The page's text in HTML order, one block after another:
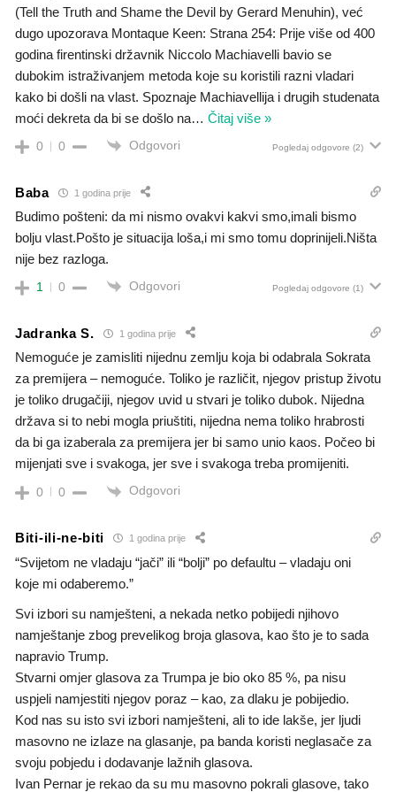
(Tell the Truth and Shame the Devil by Gerard Menuhin), već
dugo upozorava Montaque Keen: Strana 254: Prije više od 400
godina firentinski državnik Niccolo Machiavelli bavio se
dubokim istraživanjem metoda koje su koristili razni vladari
kako bi došli na vlast. Spoznaje Machiavellija i drugih studenata
moći dekreta da bi se došlo na… Čitaj više »
0 0 Odgovori Pogledaj odgovore (2)
Baba 1 godina prije
Budimo pošteni: da mi nismo ovakvi kakvi smo,imali bismo
bolju vlast.Pošto je situacija loša,i mi smo tomu doprinijeli.Ništa
nije bez razloga.
1 0 Odgovori Pogledaj odgovore (1)
Jadranka S. 1 godina prije
Nemoguće je zamisliti nijednu zemlju koja bi odabrala Sokrata
za premijera – nemoguće. Toliko je različit, njegov pristup životu
je toliko drugačiji, njegov uvid u stvari je toliko dubok. Nijedna
država si to nebi mogla priuštiti, nijedna nema toliko hrabrosti
da bi ga izaberala za premijera jer bi samo unio kaos. Počeo bi
mijenjati sve i svakoga, jer sve i svakoga treba promijeniti.
0 0 Odgovori
Biti-ili-ne-biti 1 godina prije
“Svijetom ne vladaju “jači” ili “bolji” po defaultu – vladaju oni
koje mi odaberemo.”
Svi izbori su namješteni, a nekada netko pobijedi njihovo
namještanje zbog prevelikog broja glasova, kao što je to sada
napravio Trump.
Stvarni omjer glasova za Trumpa je bio oko 85 %, pa nisu
uspjeli namjestiti njegov poraz – kao, za dlaku je pobijedio.
Kod nas su isto svi izbori namješteni, ali to ide lakše, jer ljudi
masovno ne izlaze na glasanje, pa banda koristi neglasače za
svoju pobjedu i dodavanje lažnih glasova.
Ivan Pernar je rekao da su mu masovno pokrali glasove, tako